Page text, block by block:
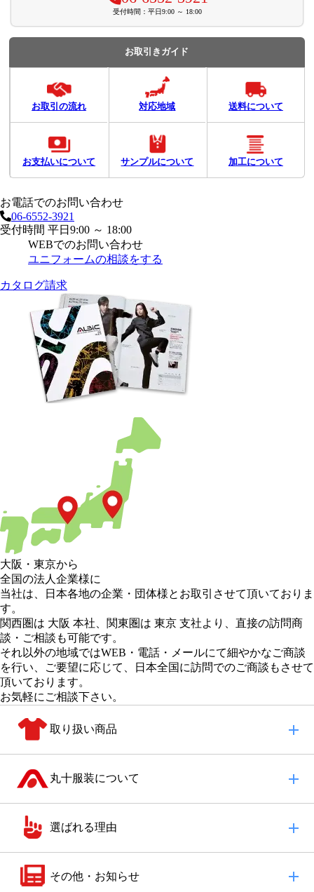
受付時間：平日9:00 ～ 18:00
お取引きガイド
お取引の流れ 対応地域 送料について
お支払いについて サンプルについて 加工について
お電話でのお問い合わせ
06-6552-3921
受付時間 平日9:00 ～ 18:00
WEBでのお問い合わせ
ユニフォームの相談をする
カタログ請求
大阪 ・ 東京から
全国の法人企業様に
当社は、日本各地の企業・団体様とお取引させて頂いておりま
す。
関西圏は 大阪 本社、 関東圏は 東京 支社より、直接の訪問商
談・ご相談も可能です。
それ以外の地域ではWEB・電話・メールにて細やかなご商談
を行い、
ご要望に応じて、日本全国に訪問でのご商談もさせて
頂いております。
お気軽にご相談下さい。
取り扱い商品
丸十服装について
選ばれる理由
その他・お知らせ